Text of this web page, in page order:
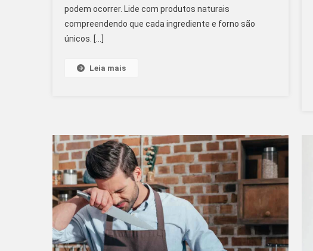
Bolo
Perfeito!
podem ocorrer. Lide com produtos naturais
compreendendo que cada ingrediente e forno são
únicos. […]
Leia mais